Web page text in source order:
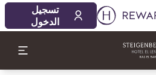
تسجيل
الدخول